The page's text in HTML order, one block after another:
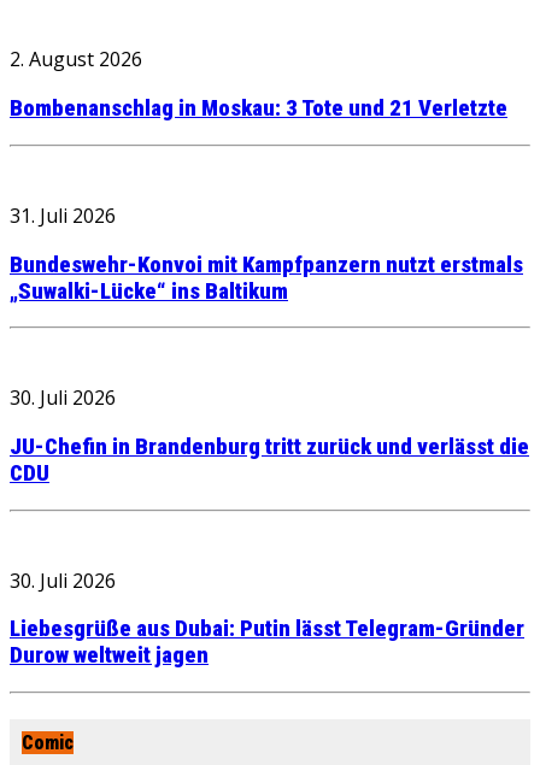
2. August 2026
Bombenanschlag in Moskau: 3 Tote und 21 Verletzte
31. Juli 2026
Bundeswehr-Konvoi mit Kampfpanzern nutzt erstmals
„Suwalki-Lücke“ ins Baltikum
30. Juli 2026
JU-Chefin in Brandenburg tritt zurück und verlässt die
CDU
30. Juli 2026
Liebesgrüße aus Dubai: Putin lässt Telegram-Gründer
Durow weltweit jagen
Comic